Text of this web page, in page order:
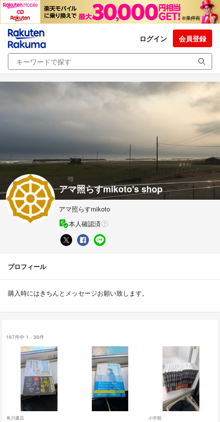
ログイン 会員登録
アマ照らすmikoto's shop
アマ照らすmikoto
本人確認済
プロフィール
購入時にはきちんとメッセージお願い致します。
167件中 1 - 36件
角川書店 小学館